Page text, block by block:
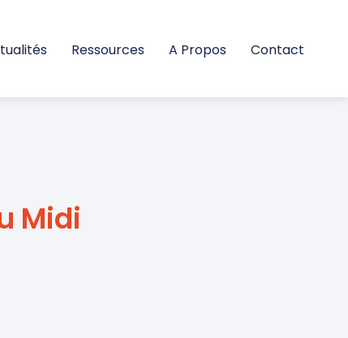
Ressources A Propos Contact
Midi